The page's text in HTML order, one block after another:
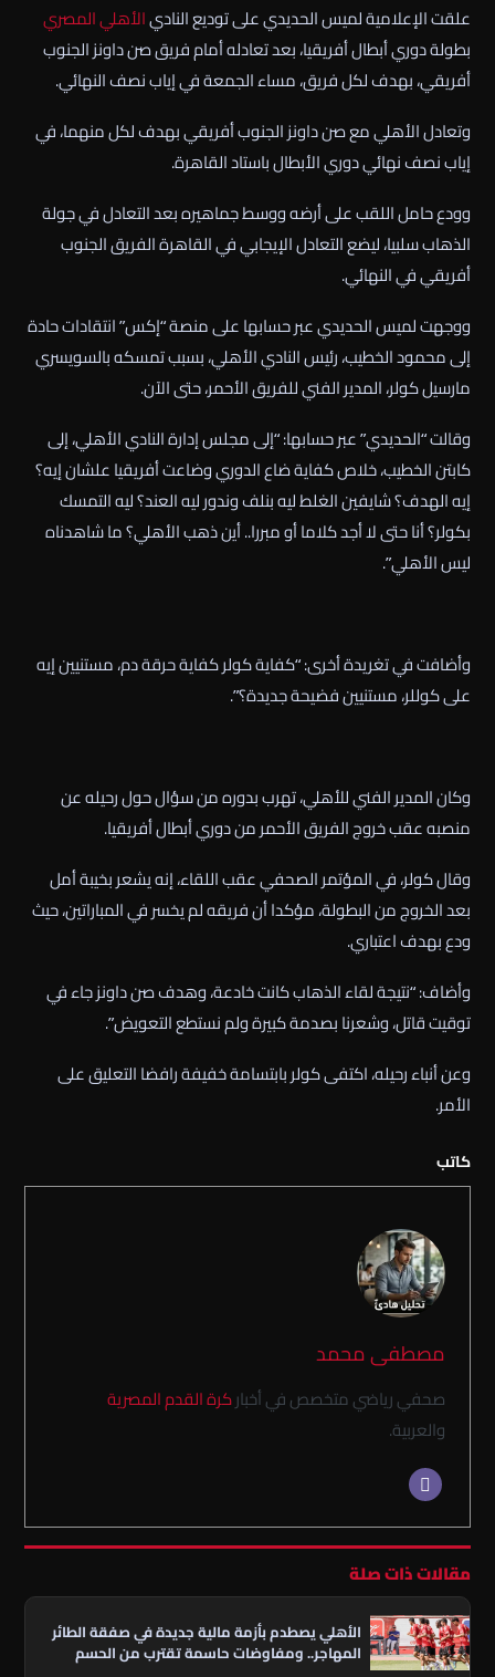
علقت الإعلامية لميس الحديدي على توديع الناديالأهليالمصري
بطولة دوري أبطال أفريقيا، بعد تعادله أمام فريق صن داونز الجنوب
أفريقي، بهدف لكل فريق، مساء الجمعة في إياب نصف النهائي.
وتعادل الأهلي مع صن داونز الجنوب أفريقي بهدف لكل منهما، في
إياب نصف نهائي دوري الأبطال باستاد القاهرة.
وودع حامل اللقب على أرضه ووسط جماهيره بعد التعادل في جولة
الذهاب سلبيا، ليضع التعادل الإيجابي في القاهرة الفريق الجنوب
أفريقي في النهائي.
ووجهت لميس الحديدي عبر حسابها على منصة “إكس” انتقادات حادة
إلى محمود الخطيب، رئيس النادي الأهلي، بسبب تمسكه بالسويسري
مارسيل كولر، المدير الفني للفريق الأحمر، حتى الآن.
وقالت “الحديدي” عبر حسابها: “إلى مجلس إدارة النادي الأهلي، إلى
كابتن الخطيب، خلاص كفاية ضاع الدوري وضاعت أفريقيا علشان إيه؟
إيه الهدف؟ شايفين الغلط ليه بنلف وندور ليه العند؟ ليه التمسك
بكولر؟ أنا حتى لا أجد كلاما أو مبررا.. أين ذهب الأهلي؟ ما شاهدناه
ليس الأهلي”.
وأضافت في تغريدة أخرى: “كفاية كولر كفاية حرقة دم، مستنيين إيه
على كوللر، مستنيين فضيحة جديدة؟”.
وكان المدير الفني للأهلي، تهرب بدوره من سؤال حول رحيله عن
منصبه عقب خروج الفريق الأحمر من دوري أبطال أفريقيا.
وقال كولر، في المؤتمر الصحفي عقب اللقاء، إنه يشعر بخيبة أمل
بعد الخروج من البطولة، مؤكدا أن فريقه لم يخسر في المباراتين، حيث
ودع بهدف اعتباري.
وأضاف: “نتيجة لقاء الذهاب كانت خادعة، وهدف صن داونز جاء في
توقيت قاتل، وشعرنا بصدمة كبيرة ولم نستطع التعويض”.
وعن أنباء رحيله، اكتفى كولر بابتسامة خفيفة رافضا التعليق على
الأمر.
كاتب
مصطفى محمد
صحفي رياضي متخصص في أخباركرة القدم المصرية
والعربية.
مقالات ذات صلة
الأهلي يصطدم بأزمة مالية جديدة في صفقة الطائر
المهاجر.. ومفاوضات حاسمة تقترب من الحسم